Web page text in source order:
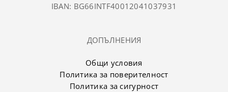
IBAN: BG66INTF40012041037931
ДОПЪЛНЕНИЯ
Общи условия
Политика за поверителност
Политика за сигурност